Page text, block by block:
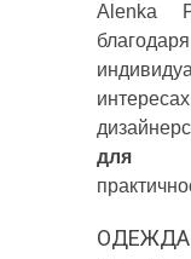
Alenka
для